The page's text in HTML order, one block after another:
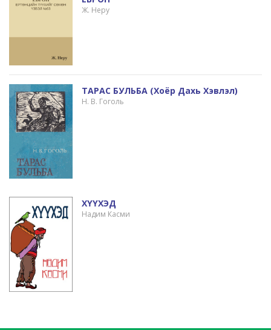
Ж. Неру
ТАРАС БУЛЬБА (хоёр Дахь Хэвлэл)
Н. В. Гоголь
ХҮҮХЭД
Надим Касми